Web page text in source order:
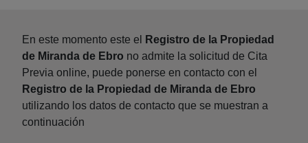
En este momento este el
Registro de la Propiedad
de Miranda de Ebro no admite la solicitud de Cita
Previa online, puede ponerse en contacto con el
Registro de la Propiedad de Miranda de Ebro
utilizando los datos de contacto que se muestran a
continuación